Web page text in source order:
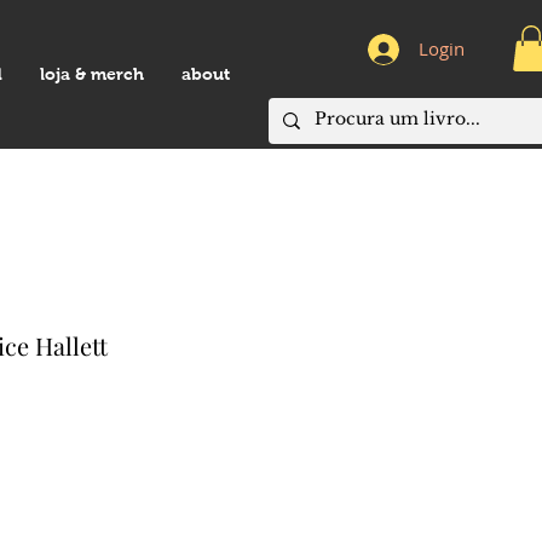
loja & merch about
Login
Hallett